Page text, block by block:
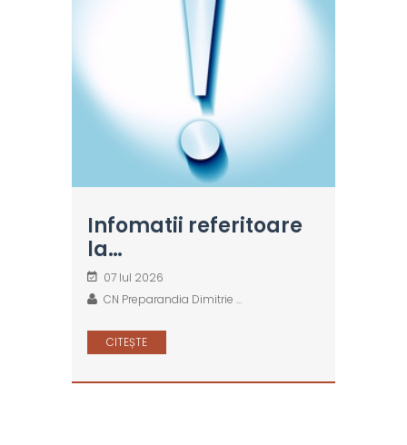
Infomatii referitoare
la…
07 Iul 2026
CN Preparandia Dimitrie …
CITEȘTE